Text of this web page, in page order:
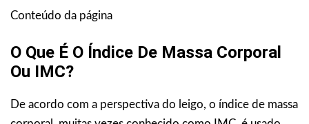
Conteúdo da página
O Que É O Índice De Massa Corporal
Ou IMC?
De acordo com a perspectiva do leigo, o índice de massa